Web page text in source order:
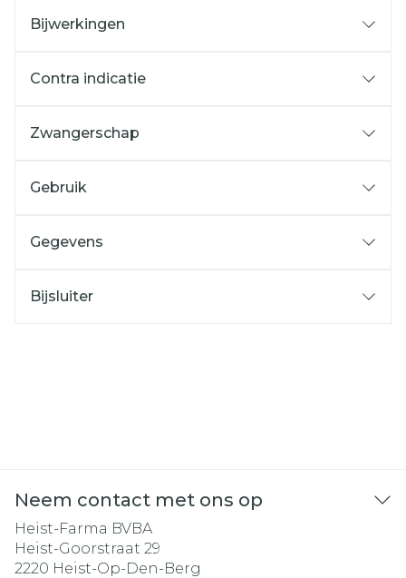
Bijwerkingen
Contra indicatie
Zwangerschap
Gebruik
Gegevens
Bijsluiter
Neem contact met ons op
Heist-Farma BVBA
Heist-Goorstraat 29
2220 Heist-Op-Den-Berg